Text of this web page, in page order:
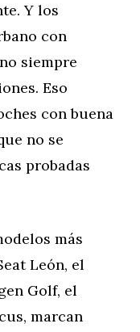
Y los
con
siempre
Eso
con buena
no se
probadas
más
León, el
Golf, el
marcan